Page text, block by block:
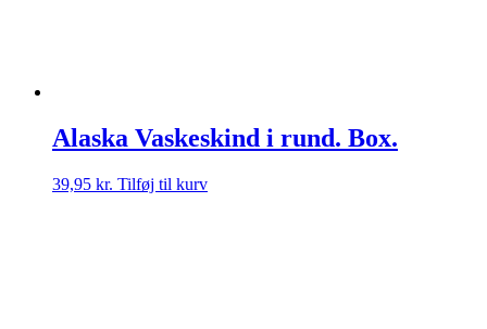
Alaska Vaskeskind i rund. Box.
39,95 kr. Tilføj til kurv